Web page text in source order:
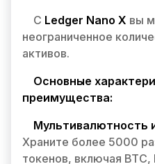
С Ledger Nano X вы
неограниченное
активов.
Основные
преимущества:
Мультивалютность
Храните более 5000
токенов, включая BTC,